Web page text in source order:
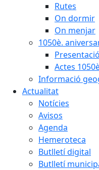
Rutes
On dormir
On menjar
1050è.
Presentació
Actes
Informació
Actualitat
Notícies
Avisos
Agenda
Hemeroteca
Butlletí digital
Butlletí